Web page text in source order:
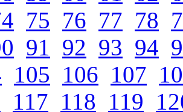
75 76 77 78
91 92 93 94
105 106 107
117 118 119